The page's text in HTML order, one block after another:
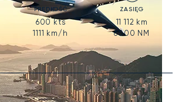
PRĘDKOŚĆ
600kts
1111 km/h
ZASIĘG
11 112 km
6000 NM